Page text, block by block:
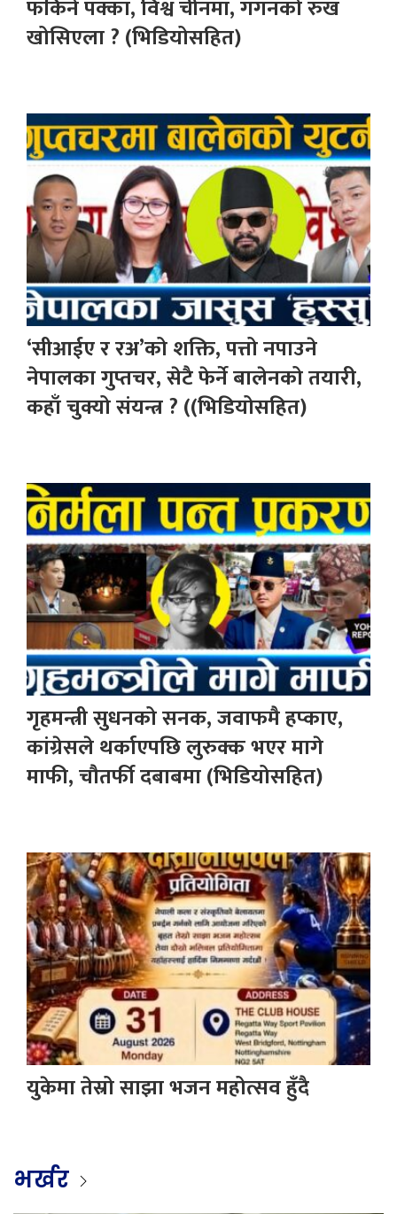
फर्किने पक्का, विश्व चीनमा, गगनको रुख
खोसिएला ? (भिडियोसहित)
‘सीआईए र रअ’को शक्ति, पत्तो नपाउने
नेपालका गुप्तचर, सेटै फेर्ने बालेनको तयारी,
कहाँ चुक्यो संयन्त्र ? ((भिडियोसहित)
गृहमन्त्री सुधनको सनक, जवाफमै हप्काए,
कांग्रेसले थर्काएपछि लुरुक्क भएर मागे
माफी, चौतर्फी दबाबमा (भिडियोसहित)
युकेमा तेस्रो साझा भजन महोत्सव हुँदै
भर्खर